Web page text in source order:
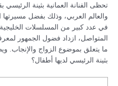
تحظى الفنانة العمانية بثينة
والعالم العربي، وذلك بفضل مسيرتها
في عدد كبير من المسلسلات الخليجية.
المتواصل، ازداد فضول الجمهور
ما يتعلق بموضوع الزواج والإنجاب.
بثينة الرئيسي لديها أطفال؟